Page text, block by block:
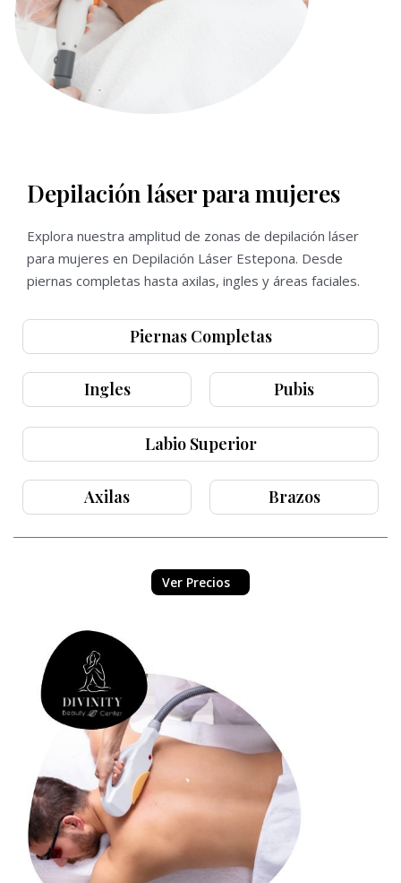
Depilación láser para mujeres
Explora nuestra amplitud de zonas de depilación láser
para mujeres en Depilación Láser Estepona. Desde
piernas completas hasta axilas, ingles y áreas faciales.
Piernas Completas
Ingles Pubis
Labio Superior
Axilas Brazos
Ver Precios